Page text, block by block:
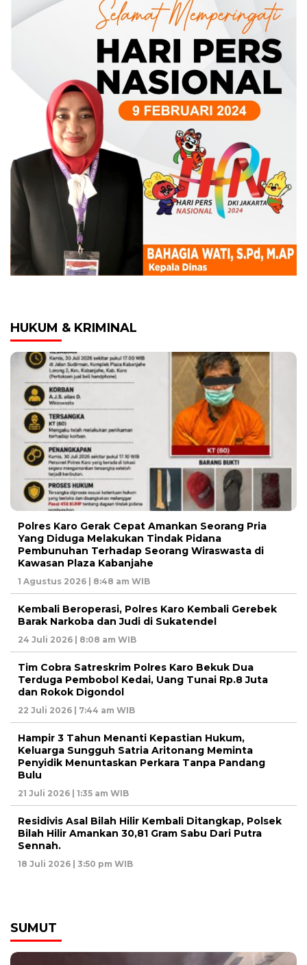
HUKUM & KRIMINAL
Polres Karo Gerak Cepat Amankan Seorang Pria
Yang Diduga Melakukan Tindak Pidana
Pembunuhan Terhadap Seorang Wiraswasta di
Kawasan Plaza Kabanjahe
1 Agustus 2026 | 8:48 am WIB
Kembali Beroperasi, Polres Karo Kembali Gerebek
Barak Narkoba dan Judi di Sukatendel
24 Juli 2026 | 8:08 am WIB
Tim Cobra Satreskrim Polres Karo Bekuk Dua
Terduga Pembobol Kedai, Uang Tunai Rp.8 Juta
dan Rokok Digondol
22 Juli 2026 | 7:44 am WIB
Hampir 3 Tahun Menanti Kepastian Hukum,
Keluarga Sungguh Satria Aritonang Meminta
Penyidik Menuntaskan Perkara Tanpa Pandang
Bulu
21 Juli 2026 | 1:35 am WIB
Residivis Asal Bilah Hilir Kembali Ditangkap, Polsek
Bilah Hilir Amankan 30,81 Gram Sabu Dari Putra
Sennah.
18 Juli 2026 | 3:50 pm WIB
SUMUT